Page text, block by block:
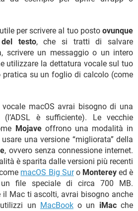
per scrivere al tuo posto ovunque
testo, che si tratti di salvare
scrivere un messaggio o un intero
utilizzare la dettatura vocale sul tuo
pratica su un foglio di calcolo (come
macOS avrai bisogno di una
è sufficiente). Le vecchie
Mojaveoffrono una modalità in
una versione “migliorata” della
, ovvero senza connessione internet.
è sparita dalle versioni più recenti
macOS Big Suro Montereyed è
un file speciale di circa 700 MB.
il Mac ti ascolti, avrai bisogno anche
un MacBooko un iMacche